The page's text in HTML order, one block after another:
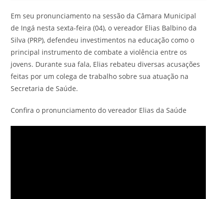
Em seu pronunciamento na sessão da Câmara Municipal
de Ingá nesta sexta-feira (04), o vereador Elias Balbino da
Silva (PRP), defendeu investimentos na educação como o
principal instrumento de combate a violência entre os
jovens. Durante sua fala, Elias rebateu diversas acusações
feitas por um colega de trabalho sobre sua atuação na
Secretaria de Saúde.
Confira o pronunciamento do vereador Elias da Saúde